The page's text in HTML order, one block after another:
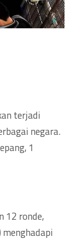
terjadi
negara.
1
12 ronde,